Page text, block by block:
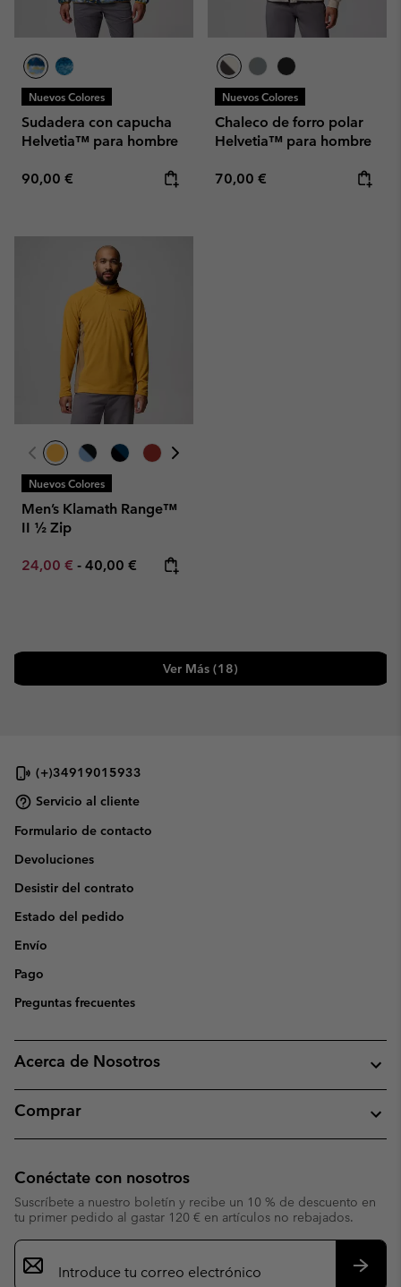
Nuevos Colores
Sudadera con capucha
Helvetia™ para hombre
Regular price:
90,00 €
Nuevos Colores
Chaleco de forro polar
Helvetia™ para hombre
Regular price:
70,00 €
Nuevos Colores
Men’s Klamath Range™
II ½ Zip
Minimum sale price:
24,00 € - Maximum price:
40,00 €
Ver Más (18)
(+)34919015933
Servicio al cliente
Formulario de contacto
Devoluciones
Desistir del contrato
Estado del pedido
Envío
Pago
Preguntas frecuentes
Acerca de Nosotros
Comprar
Conéctate con nosotros
Suscríbete a nuestro boletín y recibe un 10 % de descuento en
tu primer pedido al gastar 120 € en artículos no rebajados.
Suscripción
de